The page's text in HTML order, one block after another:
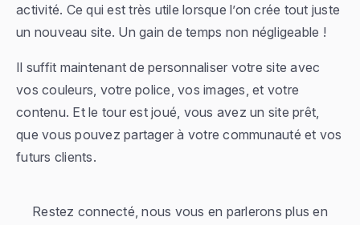
activité. Ce qui est très utile lorsque l’on crée tout juste
un nouveau site. Un gain de temps non négligeable !
Il suffit maintenant de personnaliser votre site avec
vos couleurs, votre police, vos images, et votre
contenu. Et le tour est joué, vous avez un site prêt,
que vous pouvez partager à votre communauté et vos
futurs clients.
Restez connecté, nous vous en parlerons plus en